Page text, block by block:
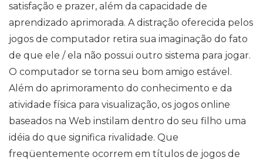
satisfação e prazer, além da capacidade de
aprendizado aprimorada. A distração oferecida pelos
jogos de computador retira sua imaginação do fato
de que ele / ela não possui outro sistema para jogar.
O computador se torna seu bom amigo estável.
Além do aprimoramento do conhecimento e da
atividade física para visualização, os jogos online
baseados na Web instilam dentro do seu filho uma
idéia do que significa rivalidade. Que
freqüentemente ocorrem em títulos de jogos de